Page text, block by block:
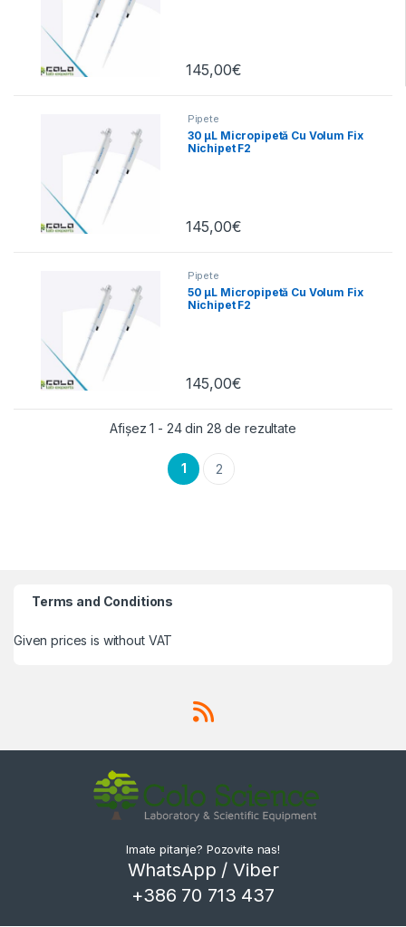
145,00€
Pipete
30 µL Micropipetă Cu Volum Fix
Nichipet F2
145,00€
Pipete
50 µL Micropipetă Cu Volum Fix
Nichipet F2
145,00€
Afișez 1 - 24 din 28 de rezultate
1 2
Terms and Conditions
Given prices is without VAT
Imate pitanje? Pozovite nas!
WhatsApp / Viber
+386 70 713 437